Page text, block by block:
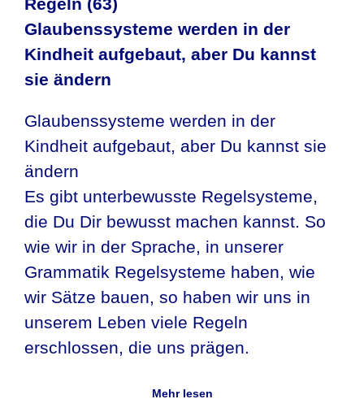
Glaubenssysteme werden in der
Kindheit aufgebaut, aber Du kannst
sie ändern
Glaubenssysteme werden in der
Kindheit aufgebaut, aber Du kannst sie
ändern
Es gibt unterbewusste Regelsysteme,
die Du Dir bewusst machen kannst. So
wie wir in der Sprache, in unserer
Grammatik Regelsysteme haben, wie
wir Sätze bauen, so haben wir uns in
unserem Leben viele Regeln
erschlossen, die uns prägen.
Mehr lesen